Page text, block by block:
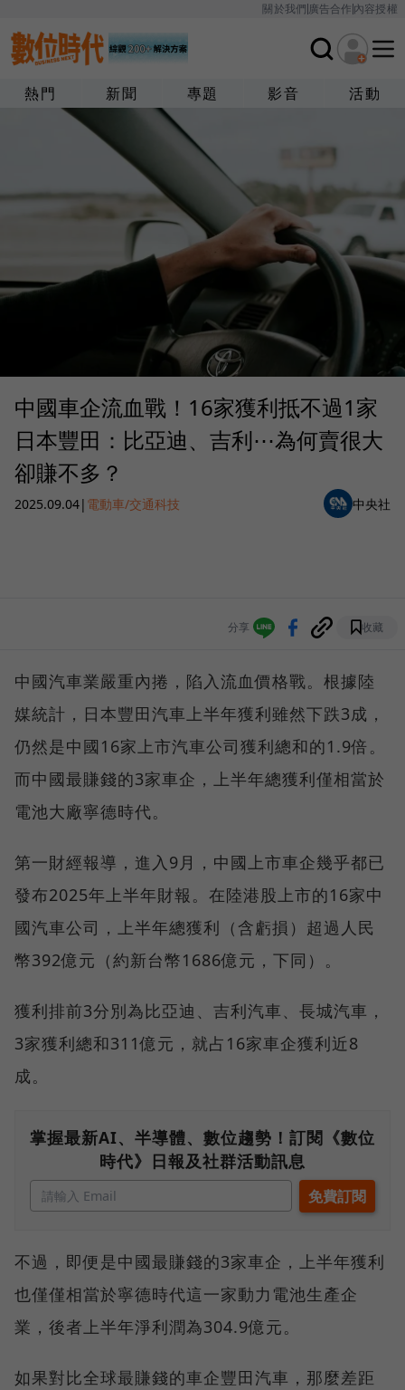
關於我們廣告合作內容授權
熱門 新聞 專題 影音 活動
中國車企流血戰！16家獲利抵不過1家
日本豐田：比亞迪、吉利⋯為何賣很大
卻賺不多？
2025.09.04| 電動車/交通科技 中央社
分享 收藏
中國汽車業嚴重內捲，陷入流血價格戰。根據陸
媒統計，日本豐田汽車上半年獲利雖然下跌3成，
仍然是中國16家上市汽車公司獲利總和的1.9倍。
而中國最賺錢的3家車企，上半年總獲利僅相當於
電池大廠寧德時代。
第一財經報導，進入9月，中國上市車企幾乎都已
發布2025年上半年財報。在陸港股上市的16家中
國汽車公司，上半年總獲利（含虧損）超過人民
幣392億元（約新台幣1686億元，下同）。
獲利排前3分別為比亞迪、吉利汽車、長城汽車，
3家獲利總和311億元，就占16家車企獲利近8
成。
掌握最新AI、半導體、數位趨勢！訂閱《數位
時代》日報及社群活動訊息
不過，即便是中國最賺錢的3家車企，上半年獲利
也僅僅相當於寧德時代這一家動力電池生產企
業，後者上半年淨利潤為304.9億元。
如果對比全球最賺錢的車企豐田汽車，那麼差距